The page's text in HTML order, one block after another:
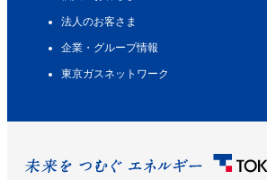
法人のお客さま
企業・グループ情報
東京ガスネットワーク